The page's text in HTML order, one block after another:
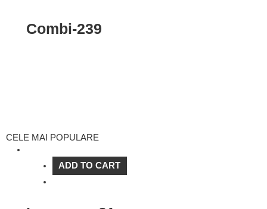
Combi-239
CELE MAI POPULARE
ADD TO CART